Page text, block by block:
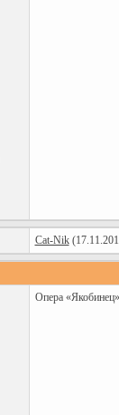
Cat-Nik
Опера